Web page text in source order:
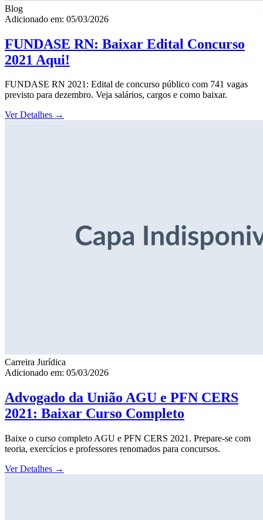
Blog
Adicionado em: 05/03/2026
FUNDASE RN: Baixar Edital Concurso
2021 Aqui!
FUNDASE RN 2021: Edital de concurso público com 741 vagas
previsto para dezembro. Veja salários, cargos e como baixar.
Ver Detalhes →
Carreira Jurídica
Adicionado em: 05/03/2026
Advogado da União AGU e PFN CERS
2021: Baixar Curso Completo
Baixe o curso completo AGU e PFN CERS 2021. Prepare-se com
teoria, exercícios e professores renomados para concursos.
Ver Detalhes →